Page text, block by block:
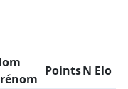
PointsN Elo